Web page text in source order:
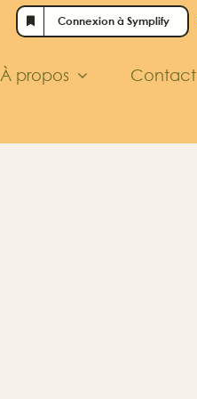
Connexion à Symplify
À propos Contact